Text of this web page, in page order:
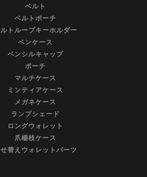
ベルト
ベルトポーチ
トループキーホルダー
ペンケース
ペンシルキャップ
ポーチ
マルチケース
ミンティアケース
メガネケース
ランプシェード
ロングウォレット
爪楊枝ケース
替えウォレットパーツ